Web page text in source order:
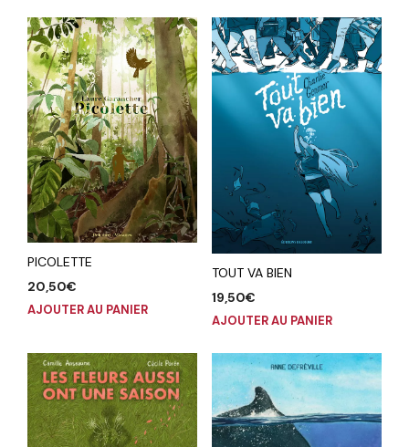
PICOLETTE
20,50€
AJOUTER AU PANIER
TOUT VA BIEN
19,50€
AJOUTER AU PANIER